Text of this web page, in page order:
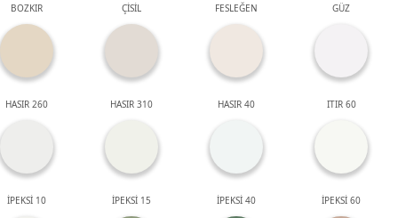
BOZKIR ÇİSİL FESLEĞEN GÜZ
HASIR 260 HASIR 310 HASIR 40 ITIR 60
İPEKSİ 10 İPEKSİ 15 İPEKSİ 40 İPEKSİ 60